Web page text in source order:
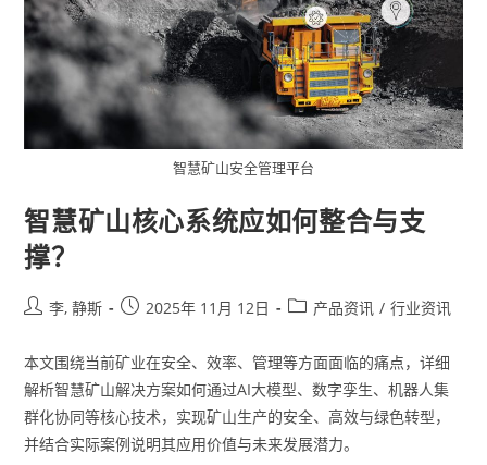
智慧矿山安全管理平台
智慧矿山核心系统应如何整合与支
撑？
李, 静斯 2025年 11月 12日 产品资讯 / 行业资讯
本文围绕当前矿业在安全、效率、管理等方面面临的痛点，详细
解析智慧矿山解决方案如何通过AI大模型、数字孪生、机器人集
群化协同等核心技术，实现矿山生产的安全、高效与绿色转型，
并结合实际案例说明其应用价值与未来发展潜力。